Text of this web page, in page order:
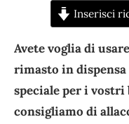
Inserisci
Avete voglia di
rimasto in
speciale per i
consigliamo di